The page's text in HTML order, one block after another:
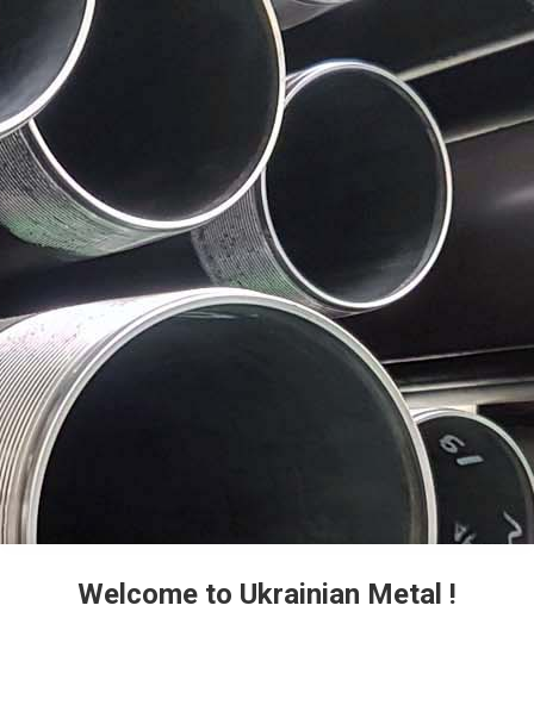
Welcome to Ukrainian Metal !